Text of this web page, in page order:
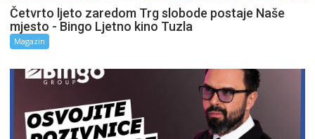
Četvrto ljeto zaredom Trg slobode postaje Naše
mjesto - Bingo Ljetno kino Tuzla
Magazin